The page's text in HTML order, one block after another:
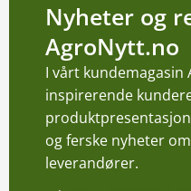
Nyheter og
AgroNytt.no
I vårt
inspirerende
og ferske nyheter
leverandører.